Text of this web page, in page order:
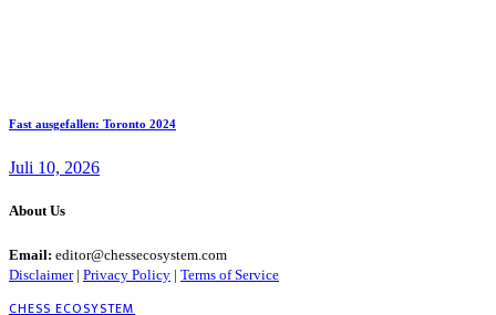
Fast ausgefallen: Toronto 2024
Juli 10, 2026
About Us
Email: editor@chessecosystem.com
Disclaimer| Privacy Policy | Terms of Service
CHESS ECOSYSTEM